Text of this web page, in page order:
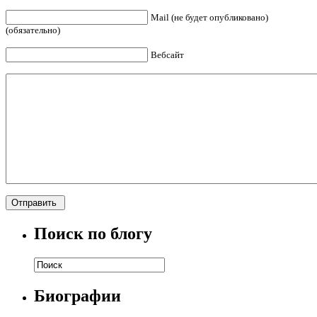
Mail (не будет опубликовано)
(обязательно)
Вебсайт
Поиск по блогу
Биографии